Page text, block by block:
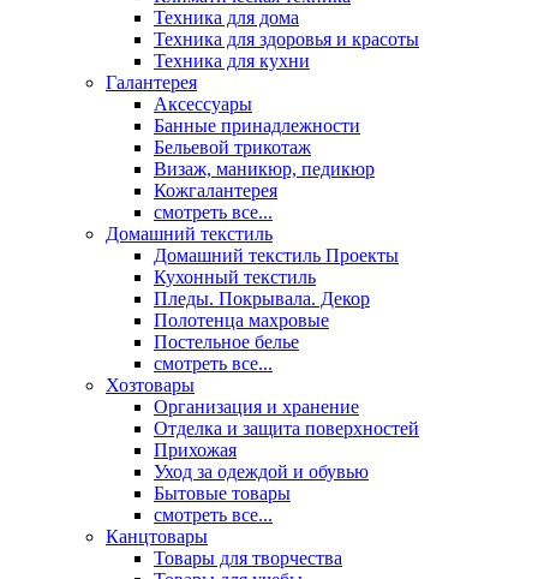
Техника для дома
Техника для здоровья и красоты
Техника для кухни
Галантерея
Аксессуары
Банные принадлежности
Бельевой трикотаж
Визаж, маникюр, педикюр
Кожгалантерея
смотреть все...
Домашний текстиль
Домашний текстиль Проекты
Кухонный текстиль
Пледы. Покрывала. Декор
Полотенца махровые
Постельное белье
смотреть все...
Хозтовары
Организация и хранение
Отделка и защита поверхностей
Прихожая
Уход за одеждой и обувью
Бытовые товары
смотреть все...
Канцтовары
Товары для творчества